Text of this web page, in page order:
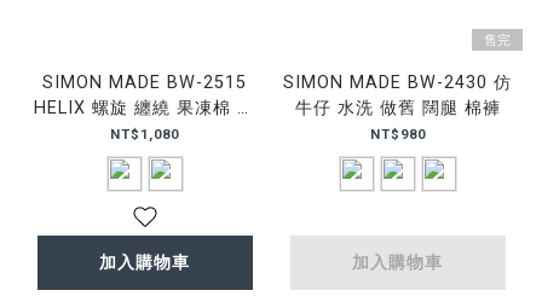
SIMON MADE BW-2515
HELIX 螺旋 纏繞 果凍棉 棉
褲
NT$1,080
加入購物車
售完
SIMON MADE BW-2430 仿
牛仔 水洗 做舊 闊腿 棉褲
NT$980
加入購物車